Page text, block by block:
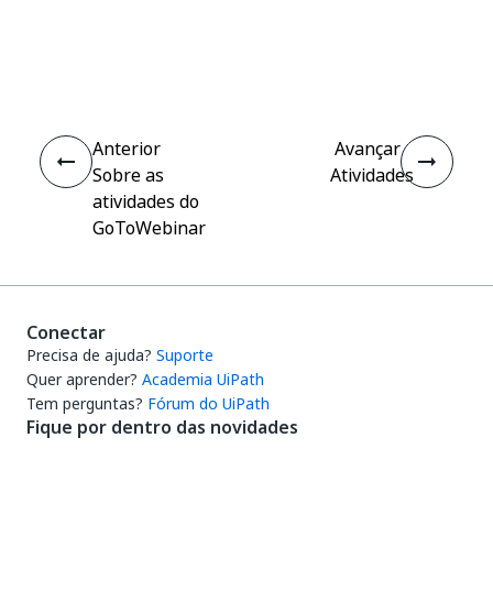
Anterior
Sobre as
atividades do
GoToWebinar
Avançar
Atividades
Conectar
Precisa de ajuda? Suporte
Quer aprender? Academia UiPath
Tem perguntas? Fórum do UiPath
Fique por dentro das novidades